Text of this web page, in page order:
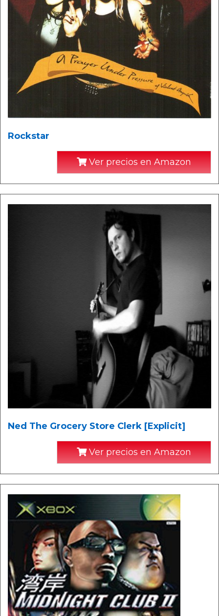
Rockstar
Ver precios en Amazon
Ned The Grocery Store Clerk [Explicit]
Ver precios en Amazon